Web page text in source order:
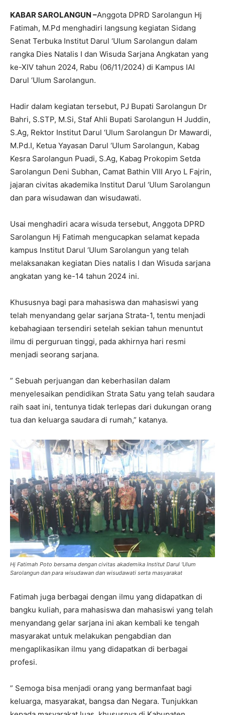
KABAR SAROLANGUN –Anggota DPRD Sarolangun Hj
Fatimah, M.Pd menghadiri langsung kegiatan Sidang
Senat Terbuka Institut Darul ‘Ulum Sarolangun dalam
rangka Dies Natalis I dan Wisuda Sarjana Angkatan yang
ke-XIV tahun 2024, Rabu (06/11/2024) di Kampus IAI
Darul ‘Ulum Sarolangun.
Hadir dalam kegiatan tersebut, PJ Bupati Sarolangun Dr
Bahri, S.STP, M.Si, Staf Ahli Bupati Sarolangun H Juddin,
S.Ag, Rektor Institut Darul ‘Ulum Sarolangun Dr Mawardi,
M.Pd.I, Ketua Yayasan Darul ‘Ulum Sarolangun, Kabag
Kesra Sarolangun Puadi, S.Ag, Kabag Prokopim Setda
Sarolangun Deni Subhan, Camat Bathin VIII Aryo L Fajrin,
jajaran civitas akademika Institut Darul ‘Ulum Sarolangun
dan para wisudawan dan wisudawati.
Usai menghadiri acara wisuda tersebut, Anggota DPRD
Sarolangun Hj Fatimah mengucapkan selamat kepada
kampus Institut Darul ‘Ulum Sarolangun yang telah
melaksanakan kegiatan Dies natalis I dan Wisuda sarjana
angkatan yang ke-14 tahun 2024 ini.
Khususnya bagi para mahasiswa dan mahasiswi yang
telah menyandang gelar sarjana Strata-1, tentu menjadi
kebahagiaan tersendiri setelah sekian tahun menuntut
ilmu di perguruan tinggi, pada akhirnya hari resmi
menjadi seorang sarjana.
” Sebuah perjuangan dan keberhasilan dalam
menyelesaikan pendidikan Strata Satu yang telah saudara
raih saat ini, tentunya tidak terlepas dari dukungan orang
tua dan keluarga saudara di rumah,” katanya.
Hj Fatimah Poto bersama dengan civitas akademika Institut Darul ‘Ulum
Sarolangun dan para wisudawan dan wisudawati serta masyarakat
Fatimah juga berbagai dengan ilmu yang didapatkan di
bangku kuliah, para mahasiswa dan mahasiswi yang telah
menyandang gelar sarjana ini akan kembali ke tengah
masyarakat untuk melakukan pengabdian dan
mengaplikasikan ilmu yang didapatkan di berbagai
profesi.
” Semoga bisa menjadi orang yang bermanfaat bagi
keluarga, masyarakat, bangsa dan Negara. Tunjukkan